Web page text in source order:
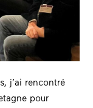
j’ai rencontré
pour